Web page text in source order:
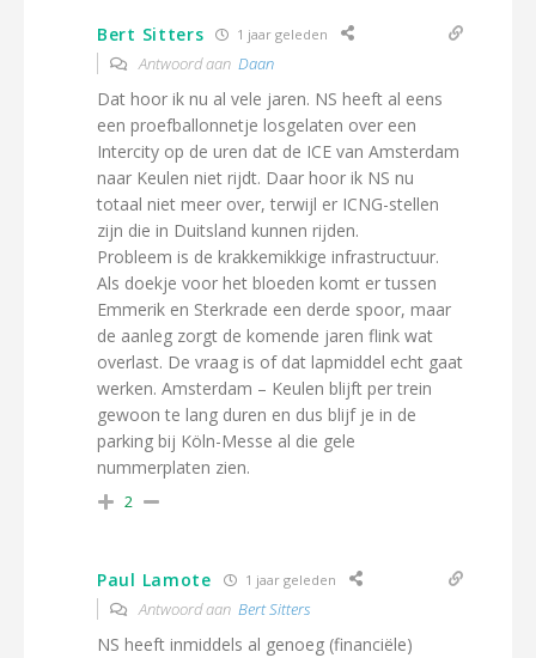
Bert Sitters 1 jaar geleden
Antwoord aan Daan
Dat hoor ik nu al vele jaren. NS heeft al eens
een proefballonnetje losgelaten over een
Intercity op de uren dat de ICE van Amsterdam
naar Keulen niet rijdt. Daar hoor ik NS nu
totaal niet meer over, terwijl er ICNG-stellen
zijn die in Duitsland kunnen rijden.
Probleem is de krakkemikkige infrastructuur.
Als doekje voor het bloeden komt er tussen
Emmerik en Sterkrade een derde spoor, maar
de aanleg zorgt de komende jaren flink wat
overlast. De vraag is of dat lapmiddel echt gaat
werken. Amsterdam – Keulen blijft per trein
gewoon te lang duren en dus blijf je in de
parking bij Köln-Messe al die gele
nummerplaten zien.
2
Paul Lamote 1 jaar geleden
Antwoord aan Bert Sitters
NS heeft inmiddels al genoeg (financiële)